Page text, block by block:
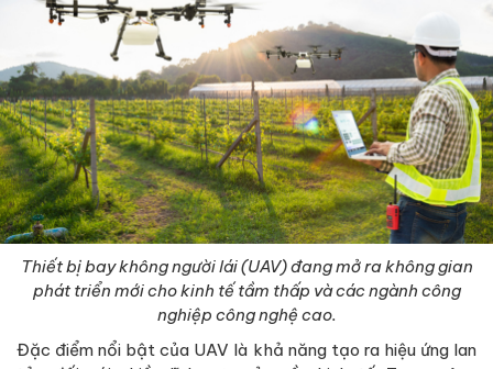
Thiết bị bay không người lái (UAV) đang mở ra không gian
phát triển mới cho kinh tế tầm thấp và các ngành công
nghiệp công nghệ cao.
Đặc điểm nổi bật của UAV là khả năng tạo ra hiệu ứng lan